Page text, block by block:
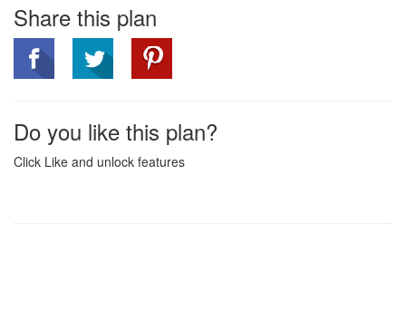
Share this plan
Do you like this plan?
Click Like and unlock features